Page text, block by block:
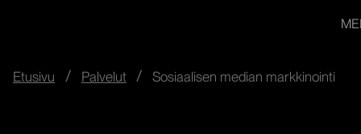
Etusivu Palvelut Sosiaalisen median markkinointi